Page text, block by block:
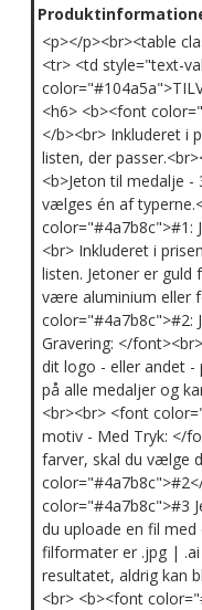
<p></p><br><table
<tr> <td style="text-
<h6> <b><font
</b><br> Inkluderet i
listen, der
<b>Jeton til medalje
vælges én af
color="#4a7b8c">#1:
<br> Inkluderet i
listen. Jetoner er guld
være aluminium eller
color="#4a7b8c">#2:
Gravering: </
dit logo - eller andet -
på alle medaljer og
<br><br> <font
motiv - Med Tryk: </
farver, skal du vælge
color="#4a7b8c">#3
du uploade en fil
filformater er .jpg |
resultatet, aldrig kan
<br> <b><font